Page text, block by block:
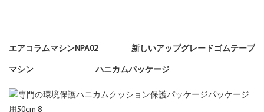
エアコラムマシンNPA02 新しいアップグレードゴムテープ
マシン ハニカムパッケージ